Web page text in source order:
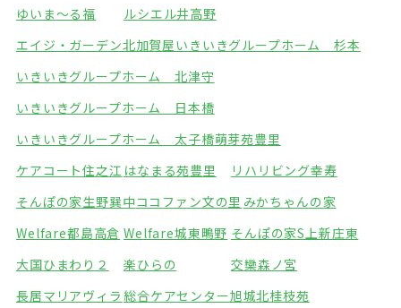
ゆいま～る福
ルシエル井高野
エイジ・ガーデン北加賀屋いきいきグループホーム 杉本
いきいきグループホーム 北津守
いきいきグループホーム 日本橋
いきいきグループホーム 太子橋萌芽苑豊里
ケアコート住之江 はなまる苑豊里
リハリビング幸寿
そんぽの家生野巽中ココファン文の里 みかちゃんの家
Welfare都島高倉 Welfare城東鴫野 そんぽの家S上新庄東
大国ひまわり２
楽ひらの
交欒森ノ宮
長居マリアヴィラ 総合ケアセンター旭城北桂枝苑